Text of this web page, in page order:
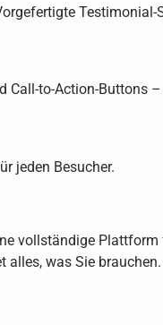
to-Action-Buttons
jeden Besucher.
vollständige
alles, was Sie